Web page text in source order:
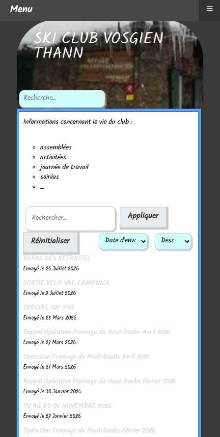
SKI CLUB VOSGIEN
THANN
Informations concernant le vie du club :
assemblées
activitées
journée de travail
soirées
....
Appliquer
Réinitialiser
REPAS DES RETRAITES
Envoyé le 26 Juillet 2026
SORTIE VELO VAL CAMONICA
Envoyé le 9 Juillet 2026
SPECIAL 100 ANS
Envoyé le 28 Mars 2026
Rappel Opération Fromage du Haut-Doubs Avril 2026
Envoyé le 27 Mars 2026
Opération Fromage du Haut-Doubs Avril 2026
Envoyé le 21 Mars 2026
Rappel Opération Fromage du Haut-Doubs Février 2026
Envoyé le 30 Janvier 2026
PV AG DU 06 NOVEMBRE 2025
Envoyé le 27 Janvier 2026
Opération Fromage du Haut-Doubs Février 2026
Menu ≡